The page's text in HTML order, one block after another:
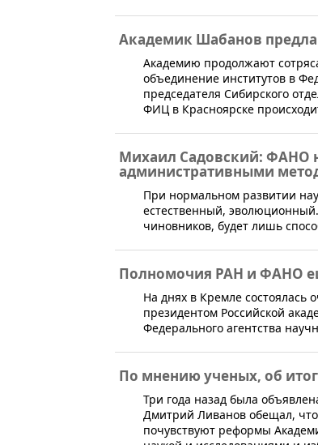
Академик Шабанов
​Академию продолжают
объединение институтов в
председателя Сибирского
ФИЦ в Красноярске
Михаил Садовский: ФАНО
административными
​​При нормальном развитии
естественный,
чиновников, будет лишь
Полномочия РАН и ФАНО
​На днях в Кремле состоялась
президентом Российской
Федерального агентства
По мнению ученых, об
​Три года назад была
Дмитрий Ливанов обещал,
почувствуют реформы